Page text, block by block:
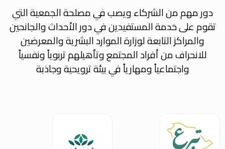
دور مهم من الشركاء ويصب في مصلحة الجمعية التي
تقوم على خدمة المستفيدين في دور الأحداث والجانحين
والمراكز التابعة لوزارة الموارد البشرية والمعرضين
للانحراف من أفراد المجتمع وتأهيلهم تربوياً ونفسياً
واجتماعياً ومهارياً في بيئة ترويحية وجاذبة